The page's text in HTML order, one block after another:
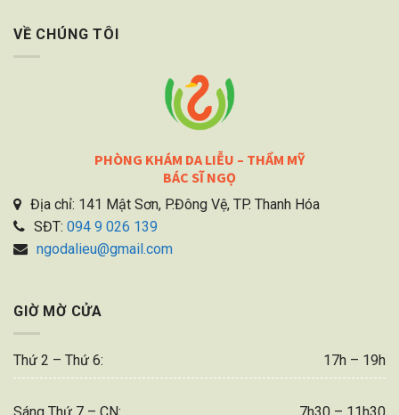
VỀ CHÚNG TÔI
PHÒNG KHÁM DA LIỄU – THẨM MỸ
BÁC SĨ NGỌ
Địa chỉ: 141 Mật Sơn, P.Đông Vệ, TP. Thanh Hóa
SĐT: 094 9 026 139
ngodalieu@gmail.com
GIỜ MỜ CỬA
Thứ 2 – Thứ 6: 17h – 19h